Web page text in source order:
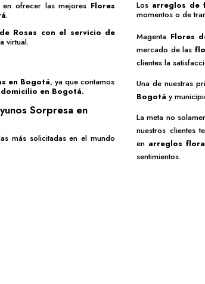
ofrecer las mejores Flores
.
Rosas con el servicio de
virtual.
en Bogotá, ya que contamos
en Bogotá.
Sorpresa en
más solicitadas en el mundo
Los arreglos de
momentos o de
Magenta Flores
mercado de las
clientes la
Una de nuestras
Bogotá y
La meta no
nuestros clientes
en arreglos
sentimientos.